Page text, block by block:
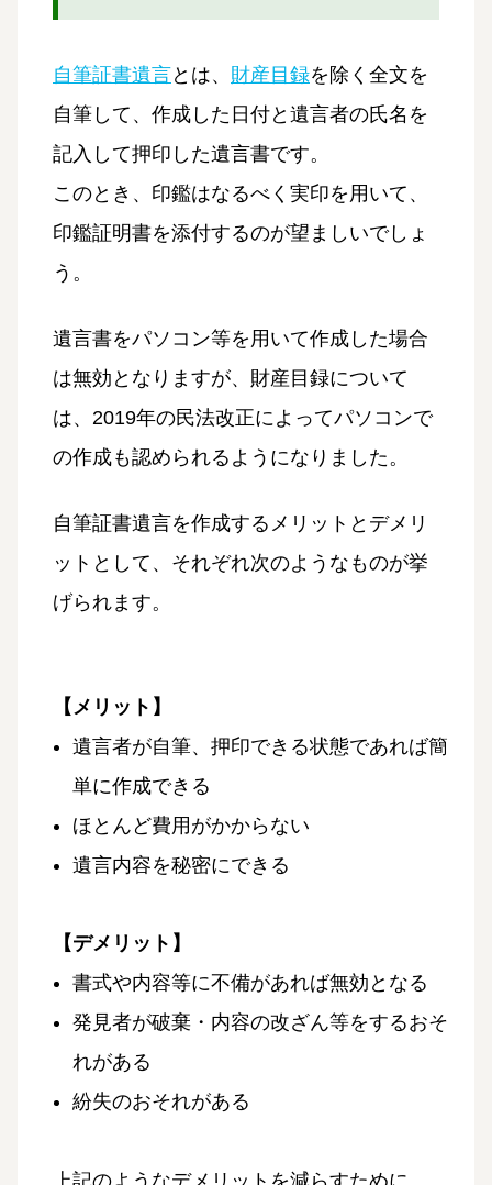
自筆証書遺言とは、 財産目録を除く全文を
自筆して、作成した日付と遺言者の氏名を
記入して押印した遺言書です。
このとき、印鑑はなるべく実印を用いて、
印鑑証明書を添付するのが望ましいでしょ
う。
遺言書をパソコン等を用いて作成した場合
は無効となりますが、財産目録について
は、2019年の民法改正によってパソコンで
の作成も認められるようになりました。
自筆証書遺言を作成するメリットとデメリ
ットとして、それぞれ次のようなものが挙
げられます。
【メリット】
遺言者が自筆、押印できる状態であれば簡
単に作成できる
ほとんど費用がかからない
遺言内容を秘密にできる
【デメリット】
書式や内容等に不備があれば無効となる
発見者が破棄・内容の改ざん等をするおそ
れがある
紛失のおそれがある